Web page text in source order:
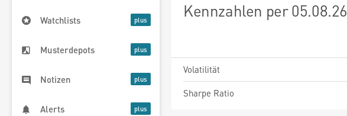
Watchlists
Musterdepots
Notizen
Alerts
Kennzahlen per 05.08.26
Volatilität
Sharpe Ratio